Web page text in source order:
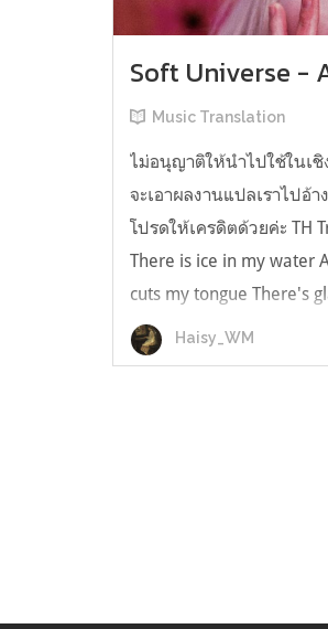
Soft Universe -
Music Translation
ไม่อนุญาติให้นำไปใช้ในเ
จะเอาผลงานแปลเราไปอ้
โปรดให้เครดิตด้วยค่ะ TH
There is ice in my water
cuts my tongue There's
playground It cuts my
แข็งอยู่ในน้ำของฉัน และ
Haisy_WM